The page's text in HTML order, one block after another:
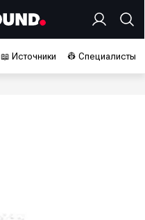
📖 Источники 👷 Специалисты